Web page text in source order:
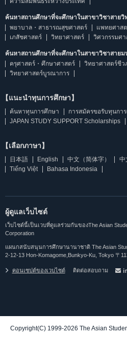
ค้นหาสถานศึกษาที่จะศึกษาในสาขาวิชาสายวิ
พยาบาล・สาธารณสุขศาสตร์
แพทยศาส
เภสัชศาสตร์
วิทยาศาสตร์ วิศวกรรมศ
ค้นหาสถานศึกษาที่จะศึกษาในสาขาวิชาสาย
ครุศาสตร์・ศึกษาศาสตร์
วิทยาศาสตร์ชีว
วิทยาศาสตร์บูรณาการ
【แนะนำทุนการศึกษา】
ค้นหาทุนการศึกษา
การสมัครขอรับทุนกา
JAPAN STUDY SUPPORT Scholarships
【เลือกภาษา】
日本語 English 中文（简体字） 中
Tiếng Việt
Bahasa Indonesia
ผู้ดูแลเว็บไซต์
เว็บไซต์นี้เป็นเวบที่ดูแลร่วมกันของThe Asian
Corporation
แผนกสนับสนุนการศึกษานานาชาติ The Asian
2-12-13 Hon-Komagome,Bunkyo-Ku, Tokyo 〒
คอนเซปต์ของเวบไซต์ ติดต่อสอบถาม
Copyright(C) 1999-2026 The Asian